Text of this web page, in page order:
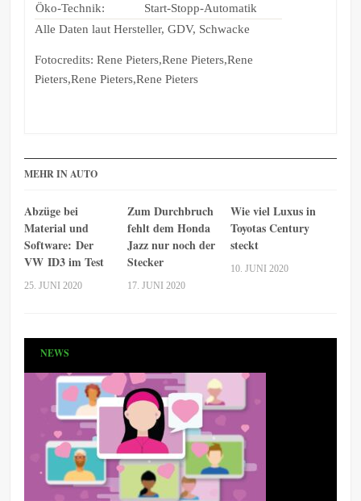
Öko-Technik:
Start-Stopp-Automatik
Alle Daten laut Hersteller, GDV, Schwacke
Fotocredits: Rene Pieters,Rene Pieters,Rene
Pieters,Rene Pieters,Rene Pieters
MEHR IN AUTO
Abzüge bei
Material und
Software: Der
VW ID3 im Test
25. JUNI 2020
Zum Durchbruch
fehlt dem Honda
Jazz nur noch der
Stecker
17. JUNI 2020
Wie viel Luxus in
Toyotas Century
steckt
10. JUNI 2020
NEWS